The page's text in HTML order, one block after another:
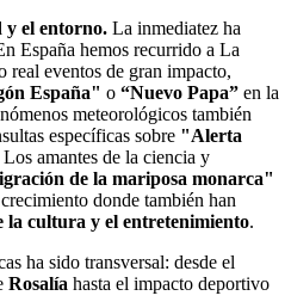
y el entorno. La inmediatez ha
España hemos recurrido a La
real eventos de gran impacto,
España" o “Nuevo Papa” en la
meteorológicos también
específicas sobre "Alerta
Los amantes de la ciencia y
de la mariposa monarca"
donde también han
la cultura y el entretenimiento.
ha sido transversal: desde el
Rosalía hasta el impacto deportivo